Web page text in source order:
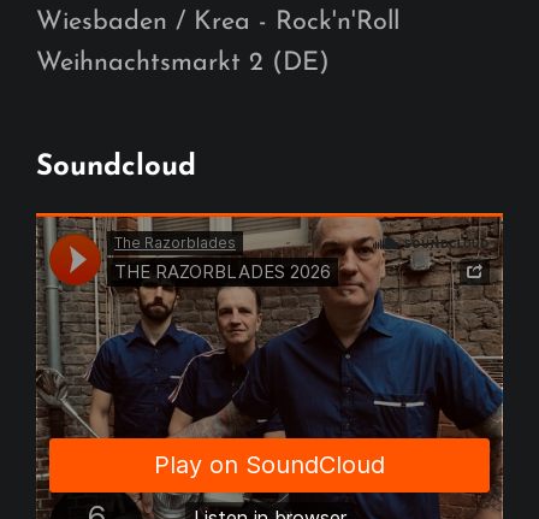
Wiesbaden / Krea - Rock'n'Roll
Weihnachtsmarkt 2 (DE)
Soundcloud